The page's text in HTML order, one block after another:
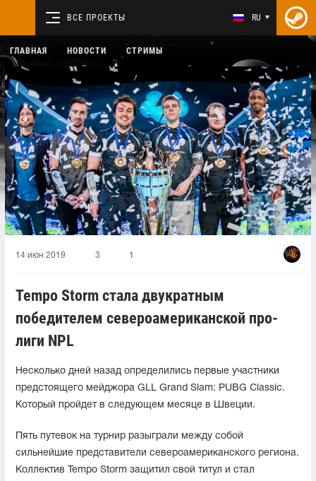
ВСЕ ПРОЕКТЫ RU
ГЛАВНАЯ НОВОСТИ СТРИМЫ
14 июн 2019 3 1
Tempo Storm стала двукратным
победителем североамериканской про-
лиги NPL
Несколько дней назад определились первые участники
предстоящего мейджора GLL Grand Slam: PUBG Classic.
Который пройдет в следующем месяце в Швеции.
Пять путевок на турнир разыграли между собой
сильнейшие представители североамериканского региона.
Коллектив Tempo Storm защитил свой титул и стал